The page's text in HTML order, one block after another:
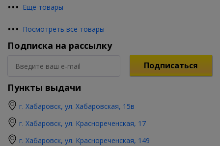
••• Еще товары
••• Посмотреть все товары
Подписка на рассылку
Подписаться
Пункты выдачи
г. Хабаровск, ул. Хабаровская, 15в
г. Хабаровск, ул. Краснореченская, 17
г. Хабаровск, ул. Краснореченская, 149